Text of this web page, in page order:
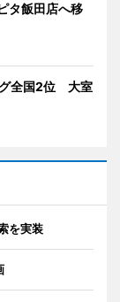
タ飯田店へ移
グ全国2位 大室
を実装